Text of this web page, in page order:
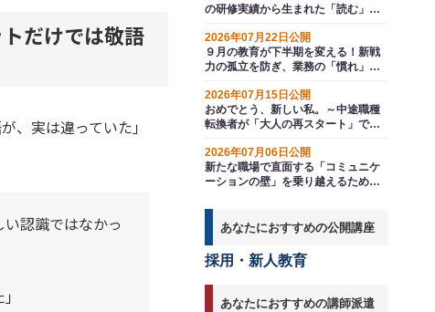
だけでは敬語
、実は違っていた」
認識ではなかっ
の研修実績から生まれた「読む」か
2026年07月22日公開
９月の教育が下半期を変える！新戦
力の孤立を防ぎ、業務の「慣れ」か
2026年07月15日公開
おめでとう、新しい私。～中途職種
転換者が「大人の再スタート」で即
2026年07月06日公開
新たな職場で直面する「コミュニケ
ーションの壁」を乗り越えるための
あなたにおすすめの公開講座
採用・新人教育
あなたにおすすめの講師派遣